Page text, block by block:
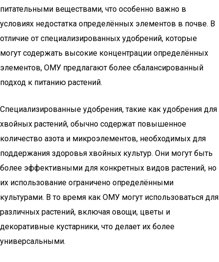
питательными веществами, что особенно важно в
условиях недостатка определённых элементов в почве. В
отличие от специализированных удобрений, которые
могут содержать высокие концентрации определённых
элементов, ОМУ предлагают более сбалансированный
подход к питанию растений.
Специализированные удобрения, такие как удобрения для
хвойных растений, обычно содержат повышенное
количество азота и микроэлементов, необходимых для
поддержания здоровья хвойных культур. Они могут быть
более эффективными для конкретных видов растений, но
их использование ограничено определёнными
культурами. В то время как ОМУ могут использоваться для
различных растений, включая овощи, цветы и
декоративные кустарники, что делает их более
универсальными.